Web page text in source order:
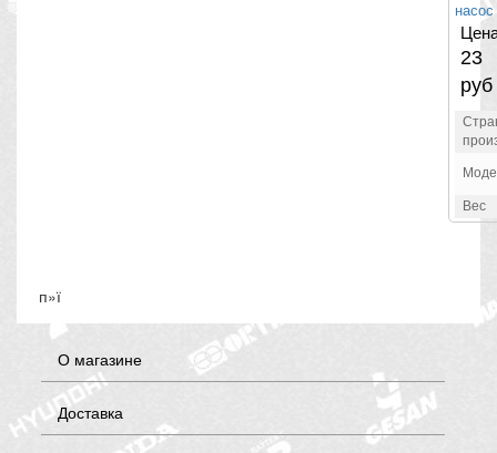
23
руб
Вес
п»ї
О магазине
Доставка